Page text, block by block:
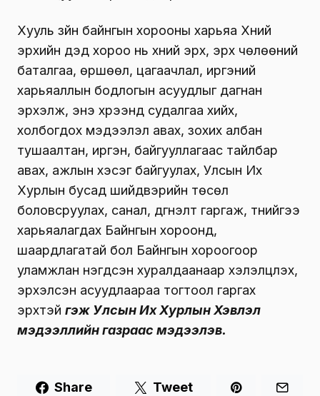
Хууль зүйн байнгын хорооны харьяа Хүний
эрхийн дэд хороо нь хүний эрх, эрх чөлөөний
баталгаа, өршөөл, цагаачлал, иргэний
харьяаллын бодлогын асуудлыг дагнан
эрхэлж, энэ хүрээнд судалгаа хийх,
холбогдох мэдээлэл авах, зохих албан
тушаалтан, иргэн, байгууллагаас тайлбар
авах, ажлын хэсэг байгуулах, Улсын Их
Хурлын бусад шийдвэрийн төсөл
боловсруулах, санал, дүгнэлт гаргаж, түүнийгээ
харьяалагдах Байнгын хороонд,
шаардлагатай бол Байнгын хороогоор
уламжлан нэгдсэн хуралдаанаар хэлэлцүүлэх,
эрхэлсэн асуудлаараа тогтоол гаргах
эрхтэй гэж Улсын Их Хурлын Хэвлэл
мэдээллийн газраас мэдээлэв.
Share Tweet